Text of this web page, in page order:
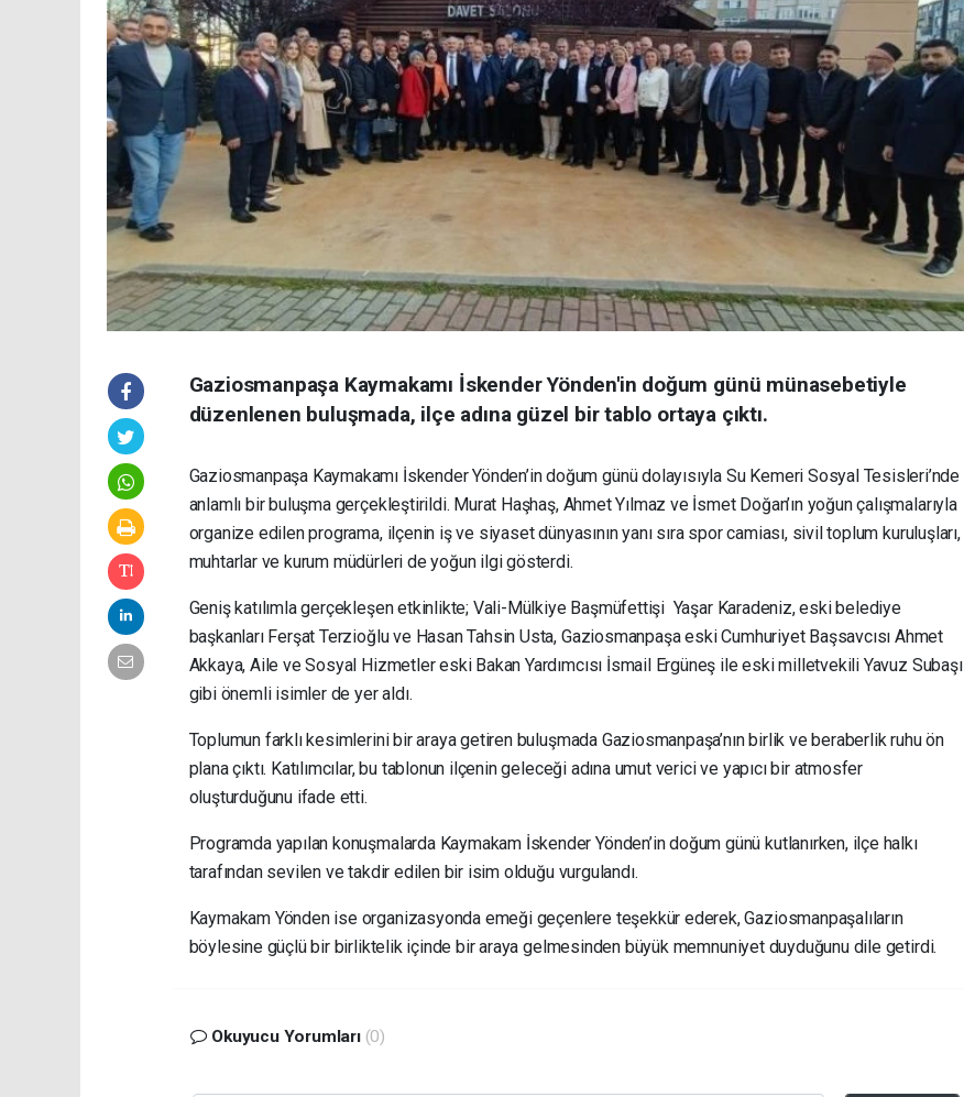
Gaziosmanpaşa Kaymakamı İskender Yönden'in doğum günü münasebetiyle
düzenlenen buluşmada, ilçe adına güzel bir tablo ortaya çıktı.
Gaziosmanpaşa Kaymakamı İskender Yönden’in doğum günü dolayısıyla Su Kemeri Sosyal Tesisleri’nde
anlamlı bir buluşma gerçekleştirildi. Murat Haşhaş, Ahmet Yılmaz ve İsmet Doğan’ın yoğun çalışmalarıyla
organize edilen programa, ilçenin iş ve siyaset dünyasının yanı sıra spor camiası, sivil toplum kuruluşları,
muhtarlar ve kurum müdürleri de yoğun ilgi gösterdi.
Geniş katılımla gerçekleşen etkinlikte; Vali-Mülkiye Başmüfettişi Yaşar Karadeniz, eski belediye
başkanları Ferşat Terzioğlu ve Hasan Tahsin Usta, Gaziosmanpaşa eski Cumhuriyet Başsavcısı Ahmet
Akkaya, Aile ve Sosyal Hizmetler eski Bakan Yardımcısı İsmail Ergüneş ile eski milletvekili Yavuz Subaşı
gibi önemli isimler de yer aldı.
Toplumun farklı kesimlerini bir araya getiren buluşmada Gaziosmanpaşa’nın birlik ve beraberlik ruhu ön
plana çıktı. Katılımcılar, bu tablonun ilçenin geleceği adına umut verici ve yapıcı bir atmosfer
oluşturduğunu ifade etti.
Programda yapılan konuşmalarda Kaymakam İskender Yönden’in doğum günü kutlanırken, ilçe halkı
tarafından sevilen ve takdir edilen bir isim olduğu vurgulandı.
Kaymakam Yönden ise organizasyonda emeği geçenlere teşekkür ederek, Gaziosmanpaşalıların
böylesine güçlü bir birliktelik içinde bir araya gelmesinden büyük memnuniyet duyduğunu dile getirdi.
Okuyucu Yorumları (0)